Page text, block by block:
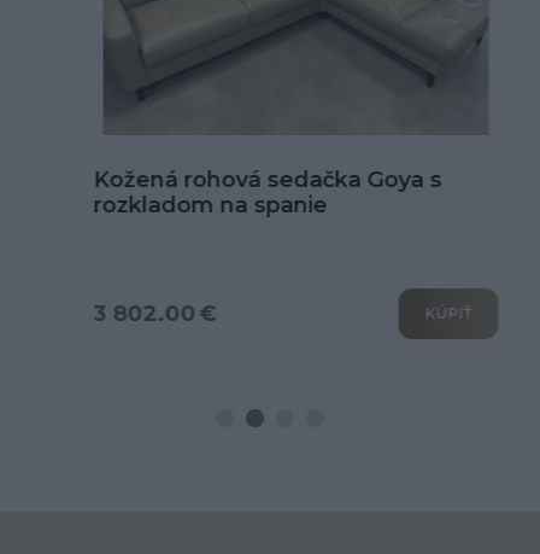
Kožená rohová sedačka Goya s
rozkladom na spanie
3 802.00 € KÚPIŤ